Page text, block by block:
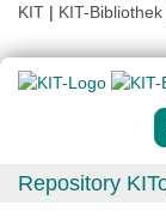
KIT | KIT-Bibliothek
Repository